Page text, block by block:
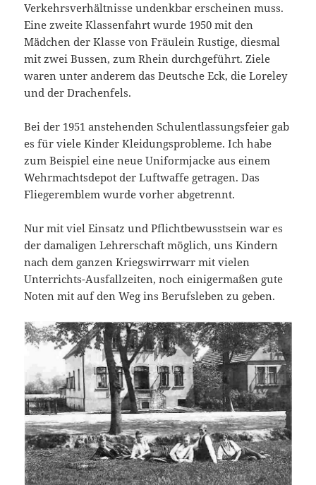
Verkehrsverhältnisse undenkbar erscheinen muss.
Eine zweite Klassenfahrt wurde 1950 mit den
Mädchen der Klasse von Fräulein Rustige, diesmal
mit zwei Bussen, zum Rhein durchgeführt. Ziele
waren unter anderem das Deutsche Eck, die Loreley
und der Drachenfels.
Bei der 1951 anstehenden Schulentlassungsfeier gab
es für viele Kinder Kleidungsprobleme. Ich habe
zum Beispiel eine neue Uniformjacke aus einem
Wehrmachtsdepot der Luftwaffe getragen. Das
Fliegeremblem wurde vorher abgetrennt.
Nur mit viel Einsatz und Pflichtbewusstsein war es
der damaligen Lehrerschaft möglich, uns Kindern
nach dem ganzen Kriegswirrwarr mit vielen
Unterrichts-Ausfallzeiten, noch einigermaßen gute
Noten mit auf den Weg ins Berufsleben zu geben.